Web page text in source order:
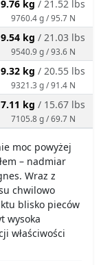
9.76 kg / 21.52 lbs
9760.4 g / 95.7 N
9.54 kg / 21.03 lbs
9540.9 g / 93.6 N
9.32 kg / 20.55 lbs
9321.3 g / 91.4 N
7.11 kg / 15.67 lbs
7105.8 g / 69.7 N
moc powyżej
– nadmiar
Wraz z
chwilowo
blisko pieców
wysoka
właściwości